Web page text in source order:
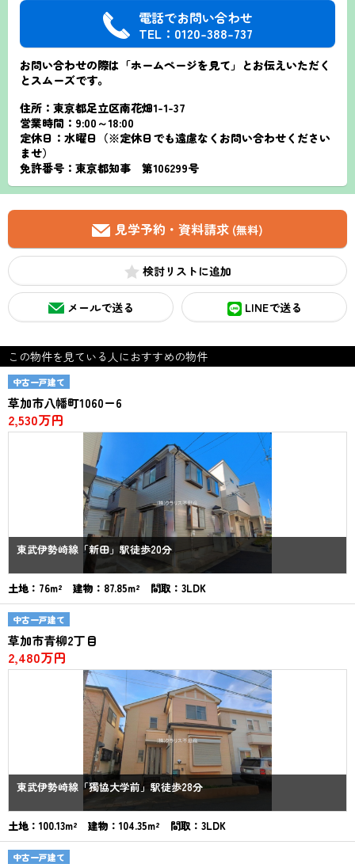
電話でお問い合わせ
TEL：0120-388-737
お問い合わせの際は「ホームページを見て」とお伝えいただく
とスムーズです。
住所：東京都足立区南花畑1-1-37
営業時間：9:00～18:00
定休日：水曜日（※定休日でも遠慮なくお問い合わせください
ませ）
免許番号：東京都知事 第106299号
見学予約・資料請求 (無料)
検討リスト
メールで送る LINEで送る
この物件を見ている人におすすめの物件
中古一戸建て
草加市八幡町1060ー6
2,530万円
東武伊勢崎線「新田」駅徒歩20分
土地：76m² 建物：87.85m² 間取：3LDK
中古一戸建て
草加市青柳2丁目
2,480万円
東武伊勢崎線「獨協大学前」駅徒歩28分
土地：100.13m² 建物：104.35m² 間取：3LDK
中古一戸建て